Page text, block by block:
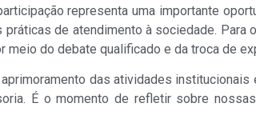
representa uma importante
de atendimento à sociedade.
meio do debate qualificado e da troca de
das atividades
É o momento de refletir sobre